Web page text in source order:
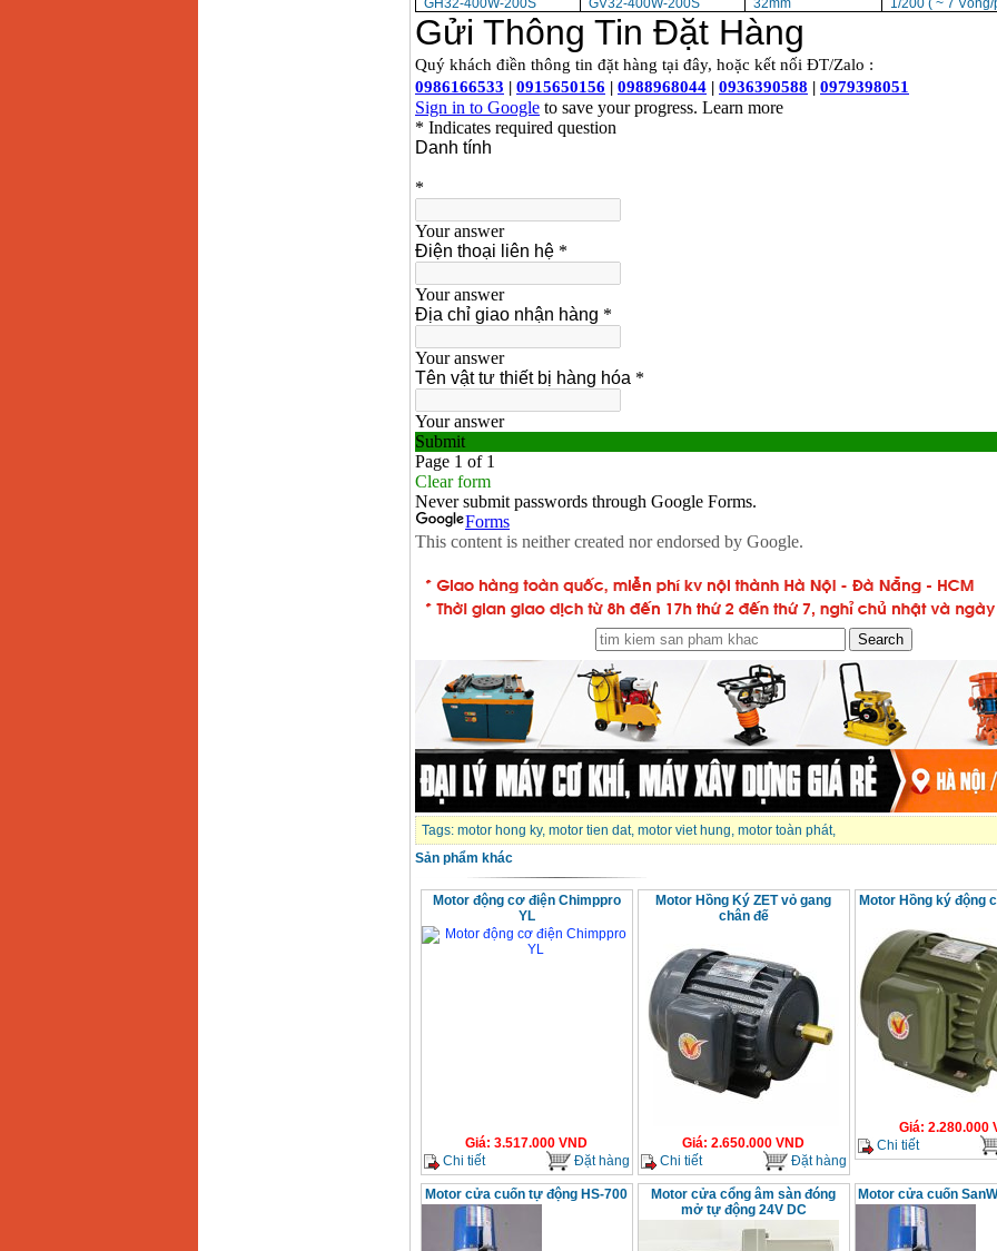
GH32-400W-200S
GV32-400W-200S 32mm 1/200 ( ~ 7 Vòng/
Tags: motor hong ky, motor tien dat, motor viet hung, motor toàn phát,
Sản phẩm khác
Motor động cơ điện Chimppro
YL
Giá: 3.517.000 VND
Chi tiết
Đặt hàng
Motor Hồng Ký ZET vỏ gang
chân đế
Giá: 2.650.000 VND
Chi tiết
Đặt hàng
Motor Hồng ký động
Giá: 2.280.000
Chi tiết
Motor cửa cuốn tự động HS-700
Motor cửa cổng âm sàn đóng
mở tự động 24V DC
Motor cửa cuốn